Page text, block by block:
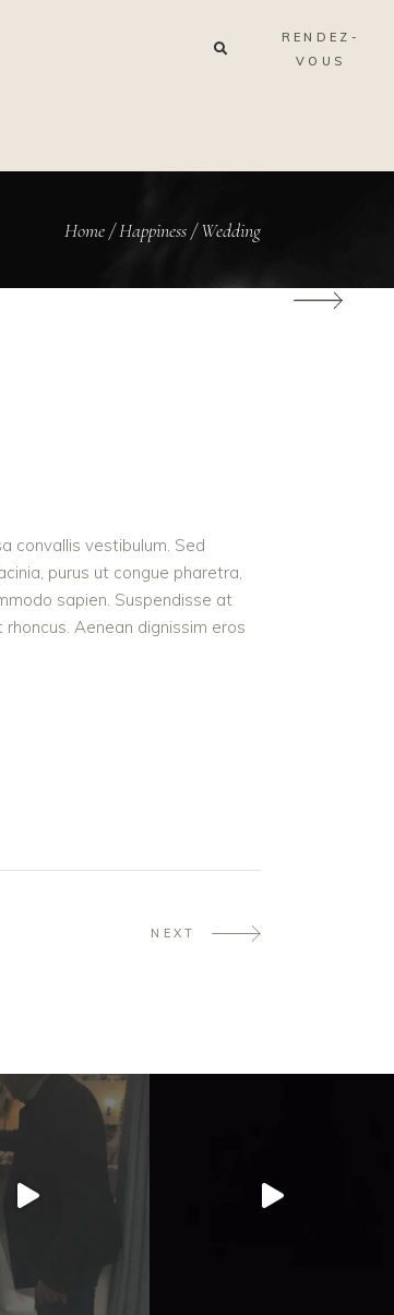
RENDEZ-
VOUS
Home/Happiness/Wedding
convallis vestibulum. Sed
purus ut congue pharetra,
sapien. Suspendisse at
Aenean dignissim eros
NEXT